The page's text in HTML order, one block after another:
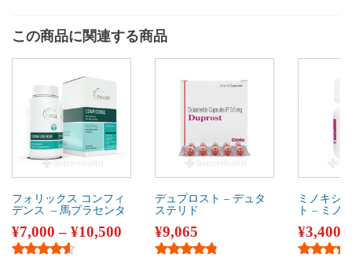
この商品に関連する商品
フォリックス コンフィ
デンス – 馬プラセンタ
¥7,000 – ¥10,500
デュプロスト – デュタ
ステリド
¥9,065
ミノキシ
ト – ミノ
¥3,400